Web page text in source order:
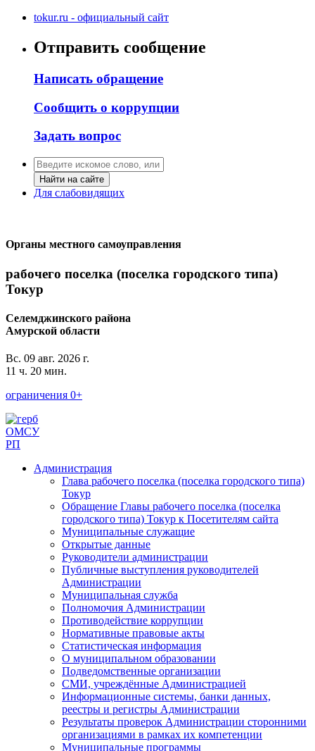
tokur.ru - официальный сайт
Отправить сообщение
Написать обращение
Сообщить о коррупции
Задать вопрос
Найти на сайте
Для слабовидящих
Органы местного самоуправления
рабочего поселка (поселка городского типа)
Токур
Селемджинского района
Амурской области
Вс. 09 авг. 2026 г.
11 ч. 20 мин.
ограничения 0+
ОМСУ
РП
Администрация
Глава рабочего поселка (поселка городского типа)
Токур
Обращение Главы рабочего поселка (поселка
городского типа) Токур к Посетителям сайта
Муниципальные служащие
Открытые данные
Руководители администрации
Публичные выступления руководителей
Администрации
Муниципальная служба
Полномочия Администрации
Противодействие коррупции
Нормативные правовые акты
Статистическая информация
О муниципальном образовании
Подведомственные организации
СМИ, учреждённые Администрацией
Информационные системы, банки данных,
реестры и регистры Администрации
Результаты проверок Администрации сторонними
организациями в рамках их компетенции
Муниципальные программы